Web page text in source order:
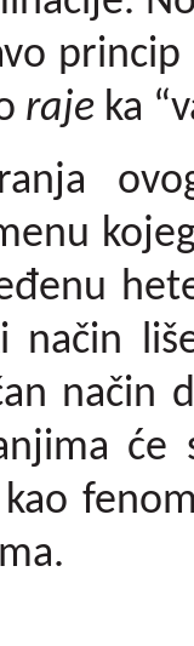
raje ka
način
kao